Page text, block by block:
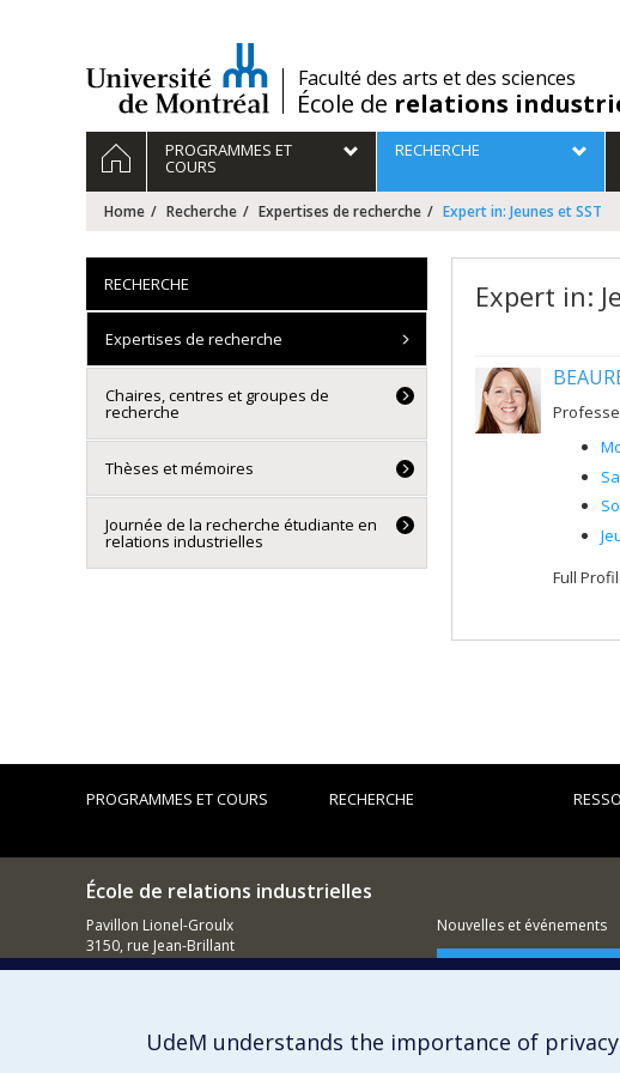
/Faculté des arts et des sciences
École de relations
Navigation
principale
HOMEPROGRAMMES ET
COURS
RECHERCHE
Home Recherche Expertises de recherche Expert in: Jeunes et SST
Expert in:
Full
RECHERCHE
Expertises de recherche
Chaires, centres et groupes de
recherche
Thèses et mémoires
Journée de la recherche étudiante en
relations industrielles
PROGRAMMES ET COURS RECHERCHE
École de relations industrielles
Pavillon Lionel-Groulx
3150, rue Jean-Brillant
Montréal (QC)
Nouvelles et événements
Comment soutenir
UdeM understands the importance of privacy